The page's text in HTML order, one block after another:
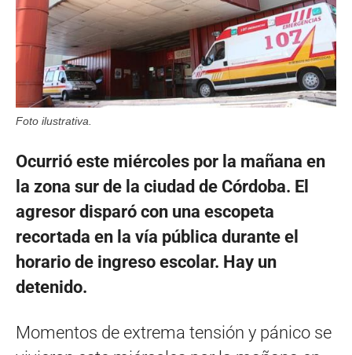
Foto ilustrativa.
Ocurrió este miércoles por la mañana en
la zona sur de la ciudad de Córdoba. El
agresor disparó con una escopeta
recortada en la vía pública durante el
horario de ingreso escolar. Hay un
detenido.
Momentos de extrema tensión y pánico se